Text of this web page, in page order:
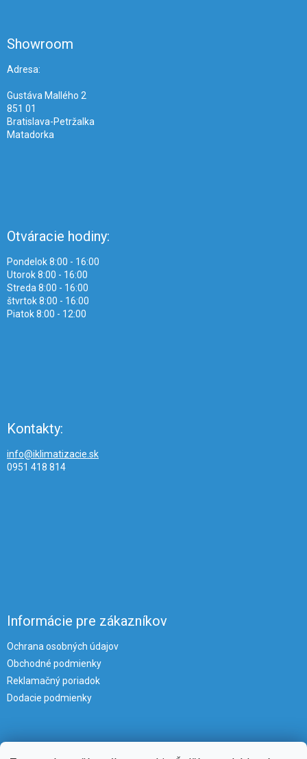
Showroom
Adresa:
Gustáva Mallého 2
851 01
Bratislava-Petržalka
Matadorka
Otváracie hodiny:
Pondelok 8:00 - 16:00
Utorok 8:00 - 16:00
Streda 8:00 - 16:00
štvrtok 8:00 - 16:00
Piatok 8:00 - 12:00
Kontakty:
info@iklimatizacie.sk
0951 418 814
Informácie pre zákazníkov
Ochrana osobných údajov
Obchodné podmienky
Reklamačný poriadok
Dodacie podmienky